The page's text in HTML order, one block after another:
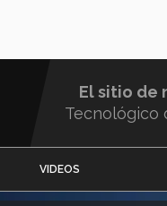
El sitio de
Tecnológico
VIDEOS